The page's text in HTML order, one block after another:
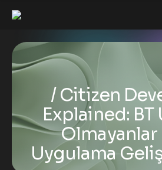
Citizen
Explained: BT
Olmayanlar
Uygulama